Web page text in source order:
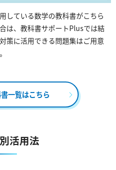
している数学の教科書がこちら
は、教科書サポートPlusでは結
策に活用できる問題集はご用意
一覧はこちら
活用法